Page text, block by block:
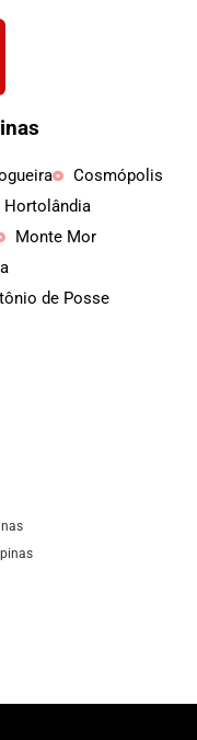
Cosmópolis
Hortolândia
Monte Mor
de Posse